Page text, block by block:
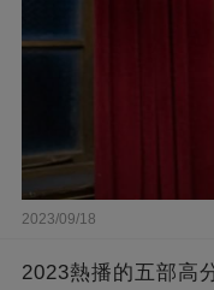
2023/09/18
2023熱播的五部高